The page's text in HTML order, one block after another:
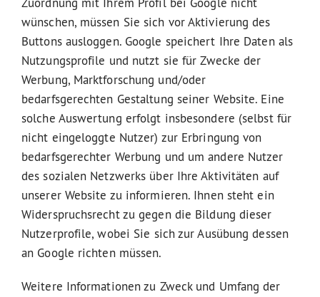
wünschen, müssen Sie sich vor Aktivierung des
Buttons ausloggen. Google speichert Ihre Daten als
Nutzungsprofile und nutzt sie für Zwecke der
Werbung, Marktforschung und/oder
bedarfsgerechten Gestaltung seiner Website. Eine
solche Auswertung erfolgt insbesondere (selbst für
nicht eingeloggte Nutzer) zur Erbringung von
bedarfsgerechter Werbung und um andere Nutzer
des sozialen Netzwerks über Ihre Aktivitäten auf
unserer Website zu informieren. Ihnen steht ein
Widerspruchsrecht zu gegen die Bildung dieser
Nutzerprofile, wobei Sie sich zur Ausübung dessen
an Google richten müssen.
Weitere Informationen zu Zweck und Umfang der